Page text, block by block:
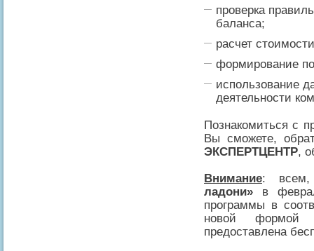
проверка
баланса;
расчет
формирование
использование
деятельности
Познакомиться с
Вы сможете,
ЭКСПЕРТЦЕНТР,
Внимание: всем,
ладони» в
программы в
новой формой
предоставлена